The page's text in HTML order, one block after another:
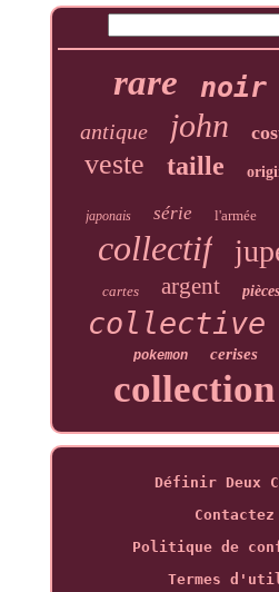
rare noir
antique john
veste taille
japonais série l'armée
collectif
cartes argent pièces
collective
pokemon cerises
collection
Définir Deux
Contactez
Politique de
Termes